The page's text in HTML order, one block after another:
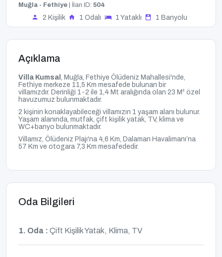
Muğla - Fethiye | İlan ID: 504
2 Kişilik 1 Odalı 1 Yataklı 1 Banyolu
Açıklama
Villa Kumsal , Muğla, Fethiye Ölüdeniz Mahallesi'nde,
Fethiye merkeze 11,5 Km mesafede bulunan bir
villamızdır. Derinliği 1-2 ile 1,4 Mt aralığında olan 23 M² özel
havuzumuz bulunmaktadır.
2 kişinin konaklayabileceği villamızın 1 yaşam alanı bulunur.
Yaşam alanında, mutfak, çift kişilik yatak, TV, klima ve
WC+banyo bulunmaktadır.
Villamız, Ölüdeniz Plajı'na 4,6 Km, Dalaman Havalimanı’na
57 Km ve otogara 7,3 Km mesafededir.
Oda Bilgileri
1. Oda : Çift Kişilik Yatak, Klima, TV